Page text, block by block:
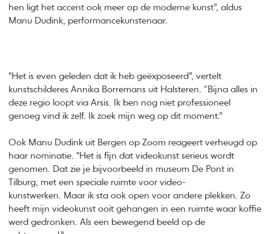
hen ligt het accent ook meer op de moderne kunst”, aldus
Manu Dudink, performancekunstenaar.
"Het is even geleden dat ik heb geëxposeerd”, vertelt
kunstschilderes Annika Borremans uit Halsteren. “Bijna alles in
deze regio loopt via Arsis. Ik ben nog niet professioneel
genoeg vind ik zelf. Ik zoek mijn weg op dit moment.”
Ook Manu Dudink uit Bergen op Zoom reageert verheugd op
haar nominatie. "Het is fijn dat videokunst serieus wordt
genomen. Dat zie je bijvoorbeeld in museum De Pont in
Tilburg, met een speciale ruimte voor video-
kunstwerken. Maar ik sta ook open voor andere plekken. Zo
heeft mijn videokunst ooit gehangen in een ruimte waar koffie
werd gedronken. Als een bewegend beeld op de